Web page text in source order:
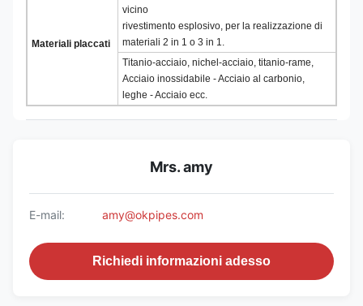
Materiali placcati
vicino
rivestimento esplosivo, per la realizzazione di
materiali 2 in 1 o 3 in 1.
Titanio-acciaio, nichel-acciaio, titanio-rame,
Acciaio inossidabile - Acciaio al carbonio,
leghe - Acciaio ecc.
Mrs. amy
E-mail: amy@okpipes.com
Richiedi informazioni adesso